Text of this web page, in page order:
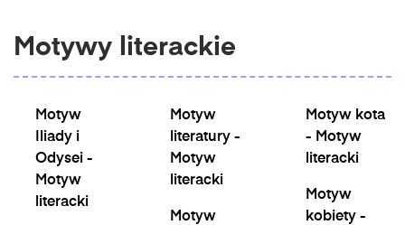
Motywy literackie
Motyw
Iliady i
Odysei -
Motyw
literacki
Motyw
literatury -
Motyw
literacki
Motyw
Motyw kota
- Motyw
literacki
Motyw
kobiety -